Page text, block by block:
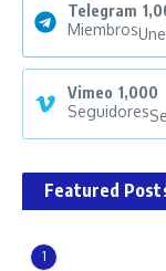
Telegram
Miembros
Vimeo 1,000
Seguidores
Featured
1